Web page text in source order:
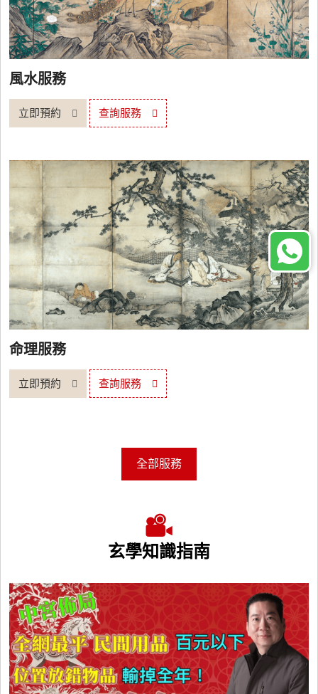
風水服務
立即預約 查詢服務
命理服務
立即預約 查詢服務
全部服務
玄學知識指南